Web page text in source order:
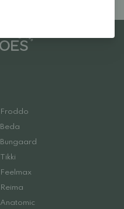
Froddo
Beda
Bungaard
Tikki
Feelmax
Reima
Anatomic